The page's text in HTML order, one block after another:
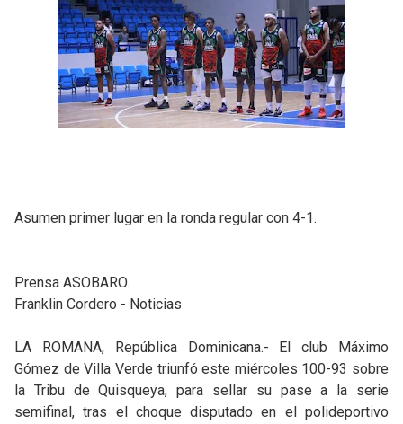
Asumen primer lugar en la ronda regular con 4-1.
Prensa ASOBARO.
Franklin Cordero - Noticias
LA ROMANA, República Dominicana.- El club Máximo
Gómez de Villa Verde triunfó este miércoles 100-93 sobre
la Tribu de Quisqueya, para sellar su pase a la serie
semifinal, tras el choque disputado en el polideportivo